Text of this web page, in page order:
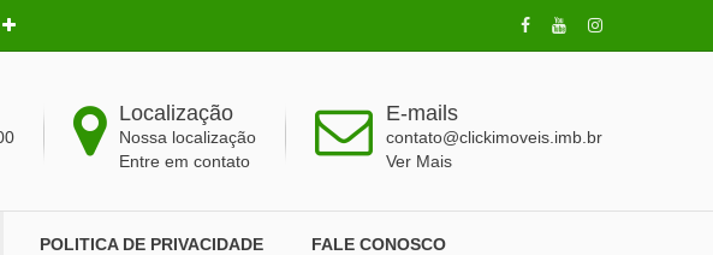
Localização
Nossa localização
Entre em contato
E-mails
contato@clickimoveis.imb.br
Ver Mais
POLITICA DE PRIVACIDADE FALE CONOSCO